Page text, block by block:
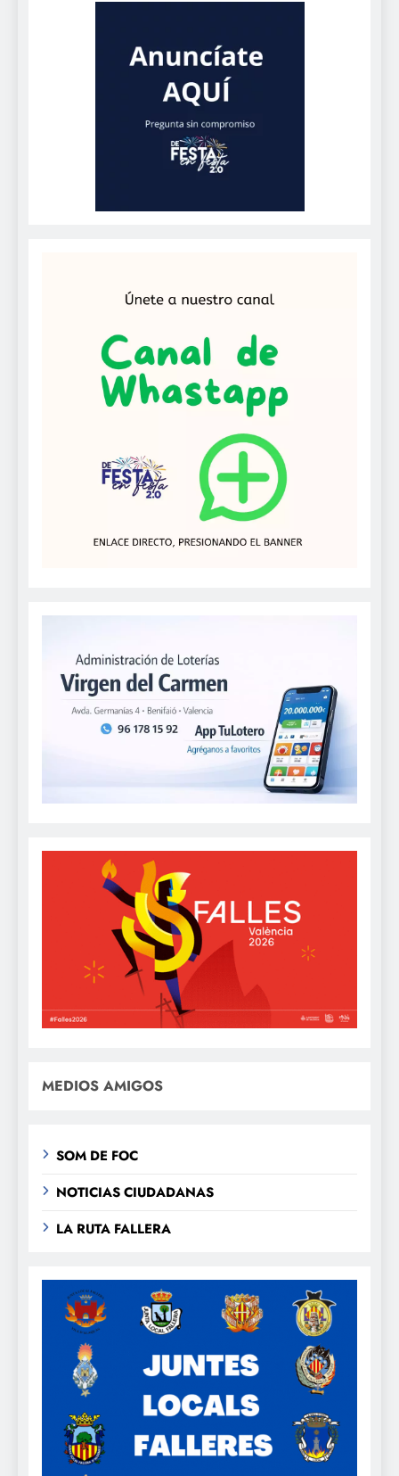
MEDIOS AMIGOS
SOM DE FOC
NOTICIAS CIUDADANAS
LA RUTA FALLERA